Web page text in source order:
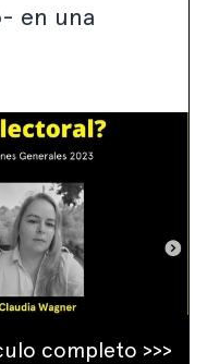
en una
completo >>>